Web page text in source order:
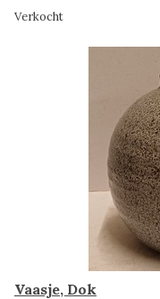
Verkocht
Vaasje, Dok